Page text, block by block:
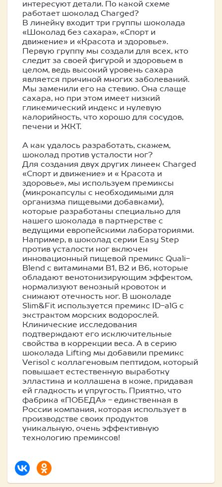
интересуют детали. По какой схеме
работает шоколад Charged?
В линейку входит три группы шоколада
«Шоколад без сахара», «Спорт и
движение» и «Красота и здоровье».
Первую группу мы создали для всех, кто
следит за своей фигурой и здоровьем в
целом, ведь высокий уровень сахара
является причиной многих заболеваний.
Мы заменили его на стевию. Она слаще
сахара, но при этом имеет низкий
гликемический индекс и нулевую
калорийность, что хорошо для сосудов,
печени и ЖКТ.
А как удалось разработать, скажем,
шоколад против усталости ног?
Для создания двух других линеек Charged
«Спорт и движение» и « Красота и
здоровье», мы используем премиксы
(микрокапсулы с необходимыми для
организма пищевыми добавками),
которые разработаны специально для
нашего шоколада в партнерстве с
ведущими европейскими лабораториями.
Например, в шоколад серии Easy Step
против усталости ног включен
инновационный пищевой премикс Quali-
Blend с витаминами В1, В2 и В6, которые
обладают венотонизирующим эффектом,
нормализуют венозный кровоток и
снижают отечность ног. В шоколаде
Slim&Fit используется премикс ID-alG с
экстрактом морских водорослей.
Клинические исследования
подтверждают его исключительные
свойства в коррекции веса. А в серию
шоколада Lifting мы добавили премикс
Verisol с коллагеновым пептидом, который
повышает естественную выработку
элластина и коллашена в коже, придавая
ей гладкость и упругость. Приятно, что
фабрика «ПОБЕДА» - единственная в
России компания, которая использует в
производстве своих продуктов
уникальную, очень эффективную
технологию премиксов!